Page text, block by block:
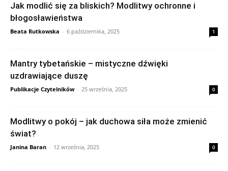
Jak modlić się za bliskich? Modlitwy ochronne i
błogosławieństwa
Beata Rutkowska - 6 października, 2025 1
Mantry tybetańskie – mistyczne dźwięki
uzdrawiające duszę
Publikacje Czytelników - 25 września, 2025 0
Modlitwy o pokój – jak duchowa siła może zmienić
świat?
Janina Baran - 12 września, 2025 0